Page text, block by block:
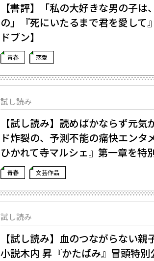
【書評】「私の大好きな男の子
の」――『死にいたるまで君を愛し
ドブン】
青春 恋愛
試し読み
【試し読み】読めばかならず元
ド炸裂の、予測不能の痛快エン
ひかれて寺マルシェ』第一章を特
青春 文芸作品
試し読み
【試し読み】血のつながらない
小説――木内 昇『かたばみ』冒頭特別